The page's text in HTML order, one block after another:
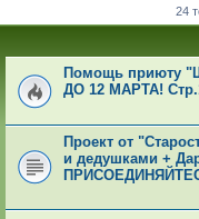
24
Помощь приюту
ДО 12 МАРТА!
Проект от
и дедушками +